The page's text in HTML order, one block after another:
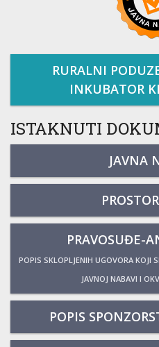
RURALNI
INKUBATOR
ISTAKNUTI
JAVNA
PRAVOSUĐE-
POPIS SKLOPLJENIH UGOVORA KOJI
JAVNOJ NABAVI I
POPIS